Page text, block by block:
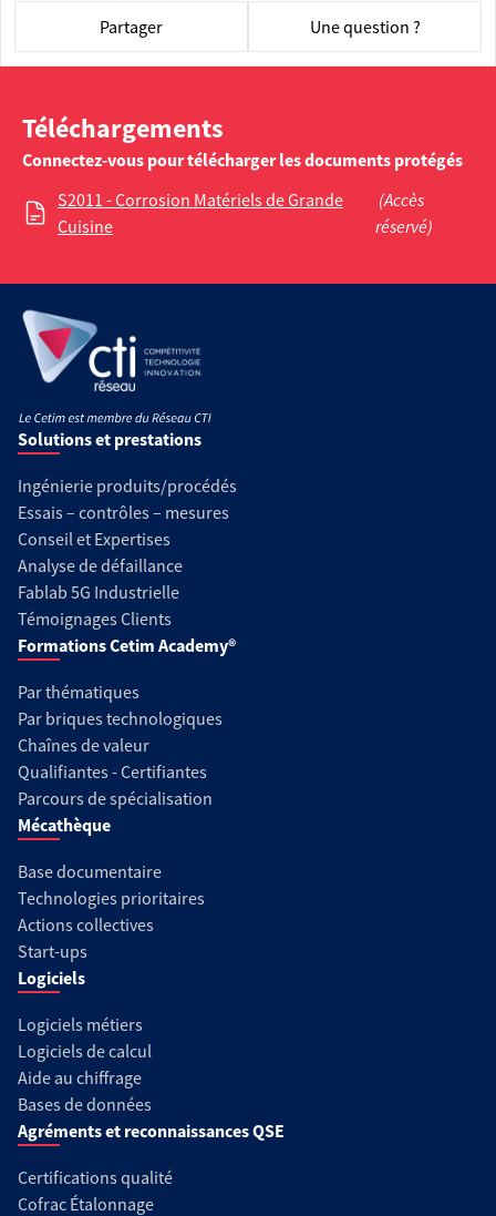
Partager
Une question ?
Téléchargements
Connectez-vous pour télécharger les documents protégés
S2011 - Corrosion Matériels de Grande
Cuisine
(Accès
réservé)
Solutions et prestations
Ingénierie produits/procédés
Essais – contrôles – mesures
Conseil et Expertises
Analyse de défaillance
Fablab 5G Industrielle
Témoignages Clients
Formations Cetim Academy®
Par thématiques
Par briques technologiques
Chaînes de valeur
Qualifiantes - Certifiantes
Parcours de spécialisation
Mécathèque
Base documentaire
Technologies prioritaires
Actions collectives
Start-ups
Logiciels
Logiciels métiers
Logiciels de calcul
Aide au chiffrage
Bases de données
Agréments et reconnaissances QSE
Certifications qualité
Cofrac Étalonnage